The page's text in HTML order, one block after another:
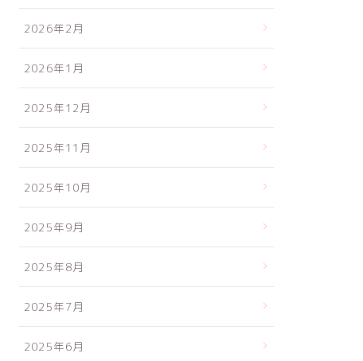
2026年2月
2026年1月
2025年12月
2025年11月
2025年10月
2025年9月
2025年8月
2025年7月
2025年6月